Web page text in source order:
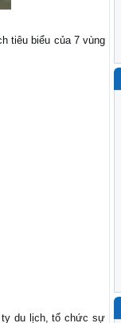
tiêu biểu của 7 vùng
ty du lịch, tổ chức sự